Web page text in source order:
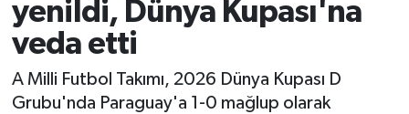
yenildi, Dünya Kupası'na
veda etti
A Milli Futbol Takımı, 2026 Dünya Kupası D
Grubu'nda Paraguay'a 1-0 mağlup olarak
Alanyaspor
Turizm
Tüm Manşetler
Son Dakika Haberleri